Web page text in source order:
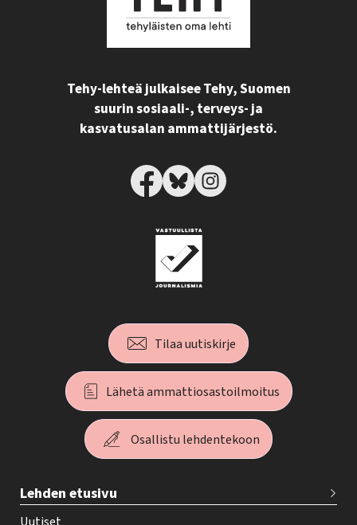
Tehy-lehteä julkaisee Tehy, Suomen
suurin sosiaali-, terveys- ja
kasvatusalan ammattijärjestö.
Tilaa uutiskirje
Lähetä ammattiosastoilmoitus
Osallistu lehdentekoon
e
Lehden etusivu